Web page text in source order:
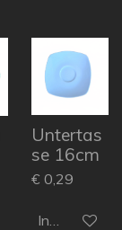
Untertas
se 16cm
€ 0,29
In den